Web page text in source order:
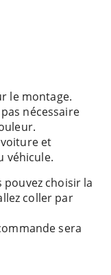
le montage.
nécessaire
et
véhicule.
choisir la
coller par
sera